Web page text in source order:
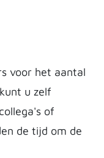
voor het aantal
u zelf
of
de tijd om de